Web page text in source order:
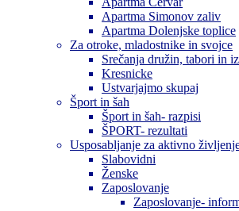
Apartma Simonov zaliv
Apartma Dolenjske toplice
Za otroke, mladostnike in svojce
Srečanja družin, tabori in
Kresnicke
Ustvarjajmo skupaj
Šport in šah
Šport in šah- razpisi
ŠPORT- rezultati
Usposabljanje za aktivno
Slabovidni
Ženske
Zaposlovanje
Zaposlovanje-